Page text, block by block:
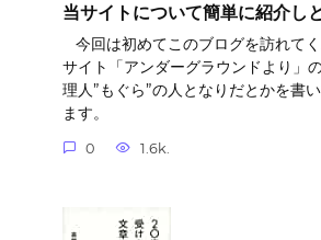
当サイトについて簡単に紹介し
今回は初めてこのブログを訪れて
サイト「アンダーグラウンドより」
理人”もぐら”の人となりだとかを書
ます。
0 1.6k.